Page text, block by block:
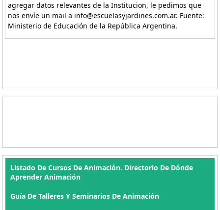
agregar datos relevantes de la Institucion, le pedimos que
nos envíe un mail a info@escuelasyjardines.com.ar. Fuente:
Ministerio de Educación de la República Argentina.
Listado De Cursos De Animación. Directorio De Dónde
Aprender Animación
Guía De Talleres Y Seminarios De Animación